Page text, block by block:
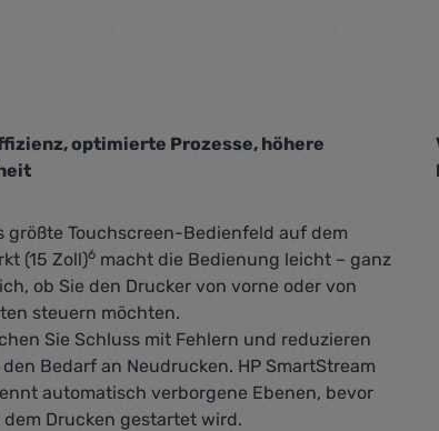
optimierte Prozesse, höhere
größte Touchscreen-Bedienfeld auf dem
(15 Zoll)6 macht die Bedienung leicht – ganz
ob Sie den Drucker von vorne oder von
steuern möchten.
Sie Schluss mit Fehlern und reduzieren
den Bedarf an Neudrucken. HP SmartStream
automatisch verborgene Ebenen, bevor
dem Drucken gestartet wird.